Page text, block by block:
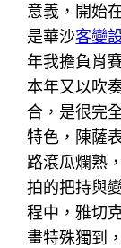
意義，開始
是華沙客變
年我擔負肖
本年又以吹
合，是很完
特色，陳薩
路滾瓜爛熟
拍的把持與
程中，雅切
畫特殊獨到